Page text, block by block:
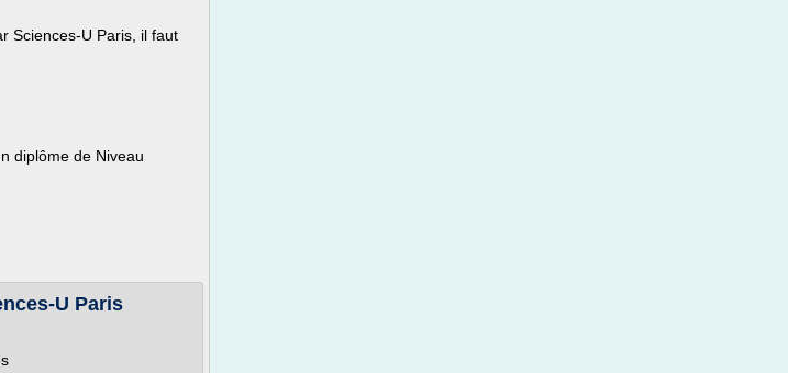
Sciences-U Paris, il faut
diplôme de Niveau
U Paris